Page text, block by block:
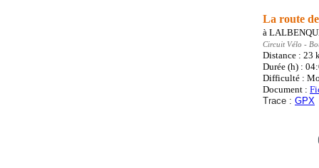
La route
à
Circuit Vélo -
Distance : 23
Durée (h) :
Difficulté :
Document :
Trace : GPX